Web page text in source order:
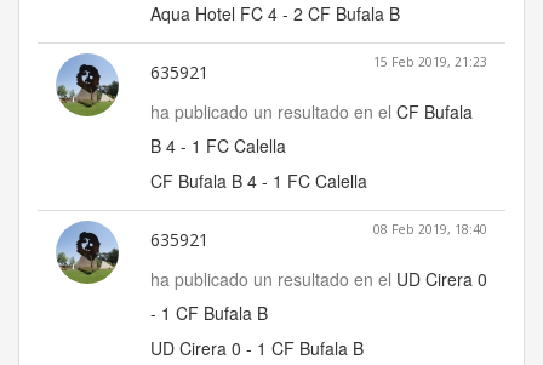
Aqua Hotel FC 4 - 2 CF Bufala B
635921 15 Feb 2019, 21:23
ha publicado un resultado en el CF Bufala
B 4 - 1 FC Calella
CF Bufala B 4 - 1 FC Calella
635921 08 Feb 2019, 18:40
ha publicado un resultado en el UD Cirera 0
- 1 CF Bufala B
UD Cirera 0 - 1 CF Bufala B